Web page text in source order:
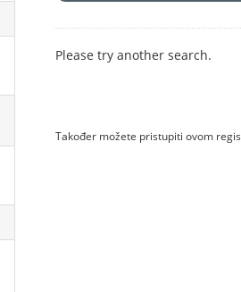
Please try another search.
Također možete pristupiti ovom